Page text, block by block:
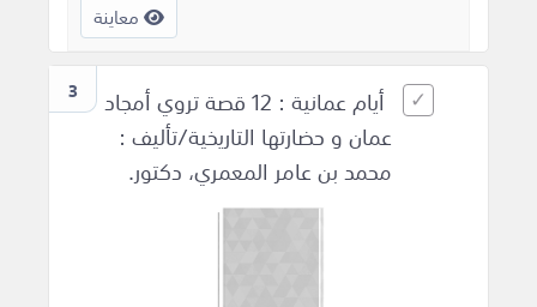
معاينة
3
أيام عمانية : 12 قصة تروي أمجاد
عمان و حضارتها التاريخية/تأليف :
محمد بن عامر المعمري، دكتور.